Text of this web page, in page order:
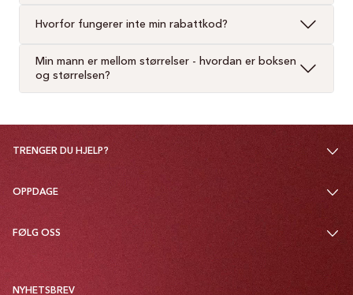
Hvorfor fungerer inte min rabattkod?
Min mann er mellom størrelser - hvordan er boksen
og størrelsen?
TRENGER DU HJELP?
OPPDAGE
FØLG OSS
NYHETSBREV